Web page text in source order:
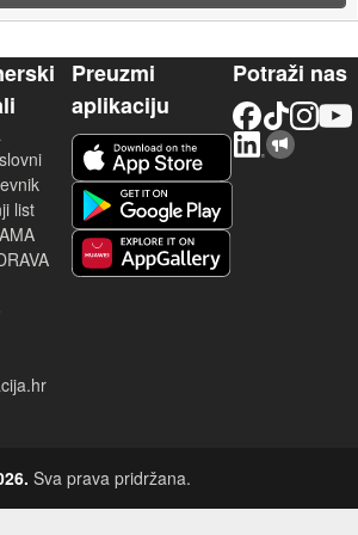
list
Preuzmi
aplikaciju
Potraži nas
Sva prava pridržana.